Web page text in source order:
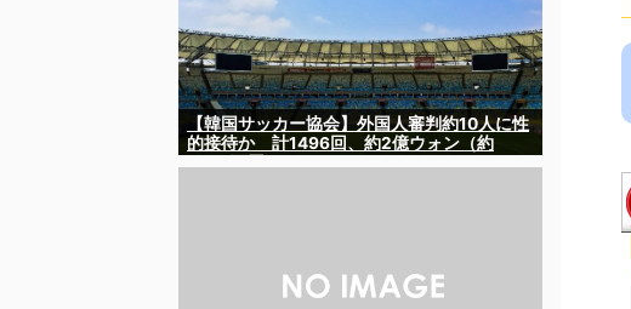
【韓国サッカー協会】外国人審判約10人に性
的接待か 計1496回、約2億ウォン（約